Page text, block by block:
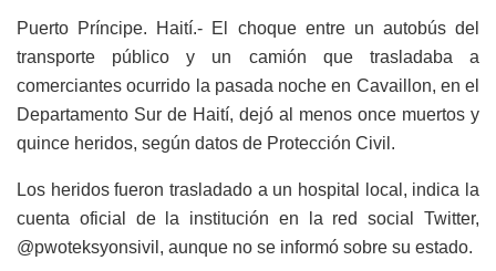
Puerto Príncipe. Haití.- El choque entre un autobús del
transporte público y un camión que trasladaba a
comerciantes ocurrido la pasada noche en Cavaillon, en el
Departamento Sur de Haití, dejó al menos once muertos y
quince heridos, según datos de Protección Civil.
Los heridos fueron trasladado a un hospital local, indica la
cuenta oficial de la institución en la red social Twitter,
@pwoteksyonsivil, aunque no se informó sobre su estado.